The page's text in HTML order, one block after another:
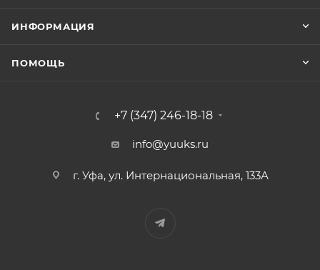
ИНФОРМАЦИЯ
ПОМОЩЬ
+7 (347) 246-18-18
info@yuuks.ru
г. Уфа, ул. Интернациональная, 133А